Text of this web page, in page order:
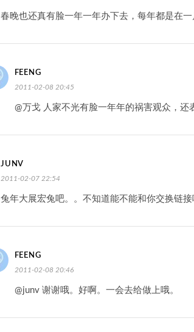
春晚也还真有脸一年一年办下去，每年都是在
FEENG
2011-02-08 20:45
@万戈 人家不光有脸一年年的祸害观众，还
JUNV
2011-02-07 22:54
兔年大展宏兔吧。。不知道能不能和你交换链
FEENG
2011-02-08 20:46
@junv 谢谢哦。好啊。一会去给做上哦。